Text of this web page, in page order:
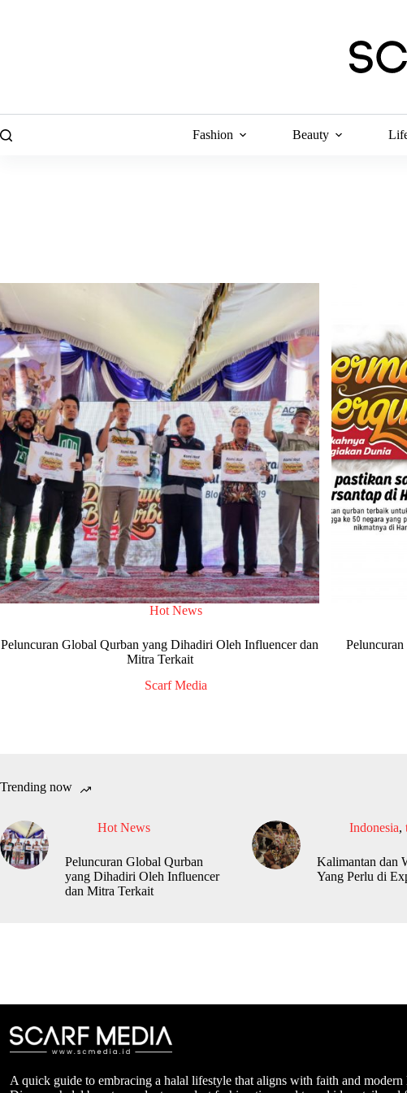
Fashion Beauty
Hot News
Peluncuran Global Qurban yang Dihadiri Oleh Influencer dan
Mitra Terkait
Scarf Media
Trending now
Hot News
Peluncuran Global Qurban
yang Dihadiri Oleh Influencer
dan Mitra Terkait
Indonesia,
Kalimantan dan
Yang Perlu di
A quick guide to embracing a halal lifestyle that aligns with faith and